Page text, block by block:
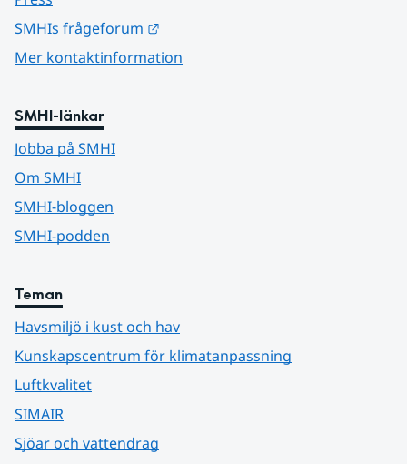
SMHIs frågeforum
Mer kontaktinformation
SMHI-länkar
Jobba på SMHI
Om SMHI
SMHI-bloggen
SMHI-podden
Teman
Havsmiljö i kust och hav
Kunskapscentrum för klimatanpassning
Luftkvalitet
SIMAIR
Sjöar och vattendrag